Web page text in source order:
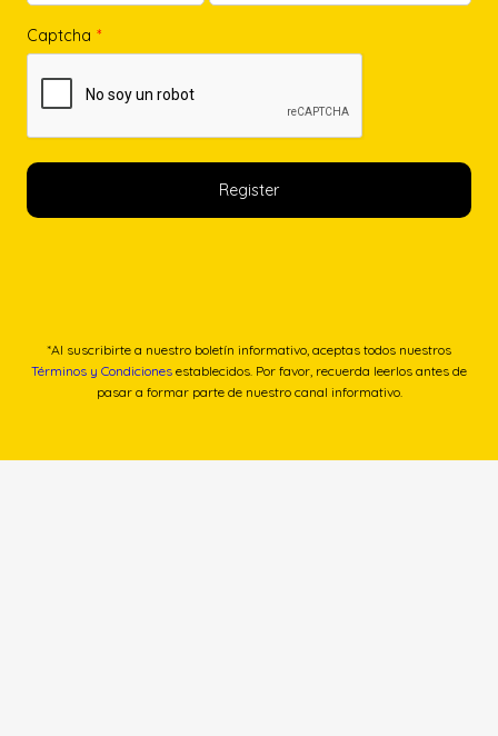
Captcha *
*Al suscribirte a nuestro boletín informativo, aceptas todos nuestros
Términos y Condiciones establecidos. Por favor, recuerda leerlos antes de
pasar a formar parte de nuestro canal informativo.